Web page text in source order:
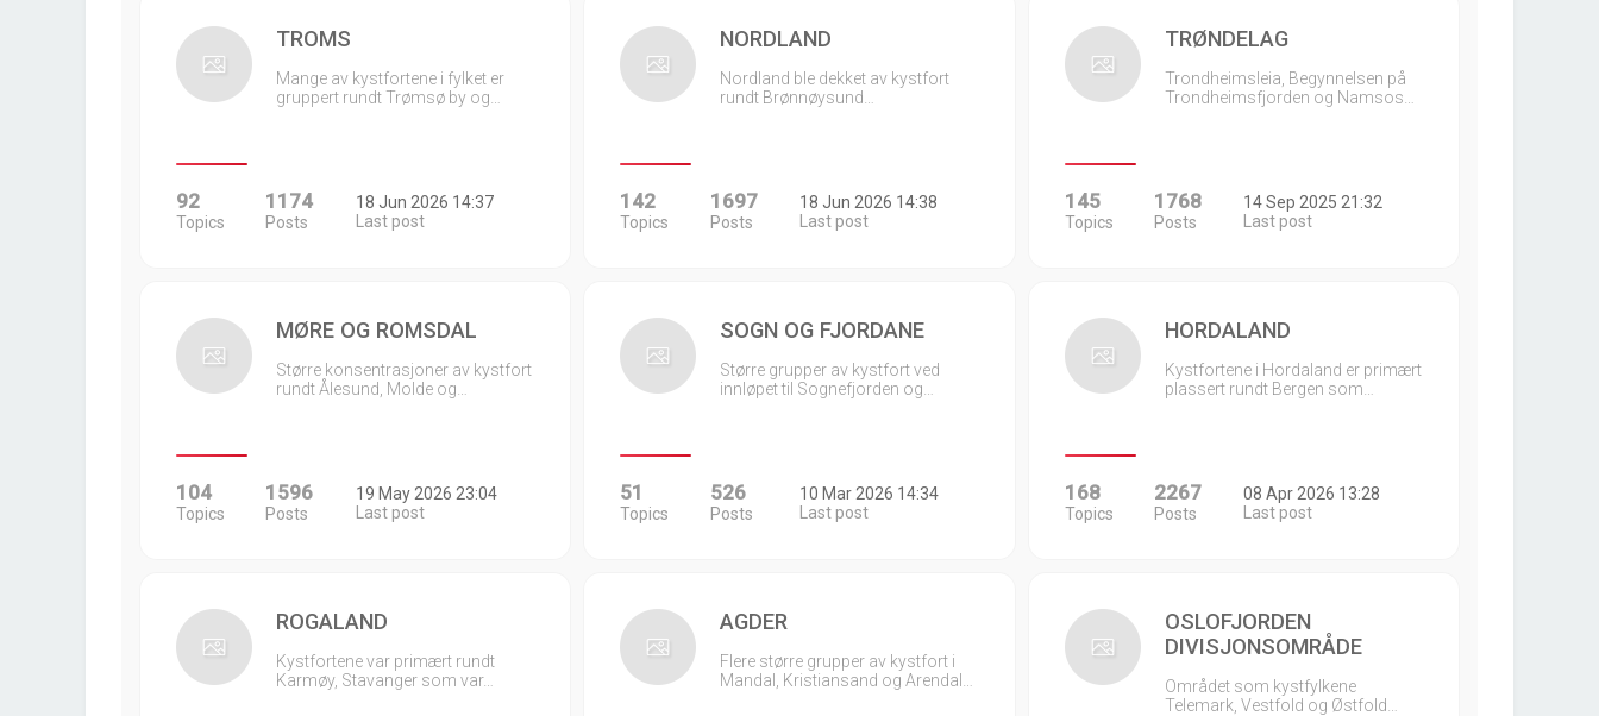
TROMS
Mange av kystfortene i fylket er
gruppert rundt Trømsø by og…
92
Topics
1174
Posts
18 Jun 2026 14:37
Last post
NORDLAND
Nordland ble dekket av kystfort
rundt Brønnøysund…
142
Topics
1697
Posts
18 Jun 2026 14:38
Last post
TRØNDELAG
Trondheimsleia, Begynnelsen på
Trondheimsfjorden og Namsos…
145
Topics
1768
Posts
14 Sep 2025 21:32
Last post
MØRE OG ROMSDAL
Større konsentrasjoner av kystfort
rundt Ålesund, Molde og…
104
Topics
1596
Posts
19 May 2026 23:04
Last post
SOGN OG FJORDANE
Større grupper av kystfort ved
innløpet til Sognefjorden og…
51
Topics
526
Posts
10 Mar 2026 14:34
Last post
HORDALAND
Kystfortene i Hordaland er primært
plassert rundt Bergen som…
168
Topics
2267
Posts
08 Apr 2026 13:28
Last post
ROGALAND
Kystfortene var primært rundt
Karmøy, Stavanger som var…
AGDER
Flere større grupper av kystfort i
Mandal, Kristiansand og Arendal…
OSLOFJORDEN
DIVISJONSOMRÅDE
Området som kystfylkene
Telemark, Vestfold og Østfold…